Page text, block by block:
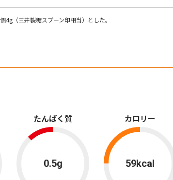
（三井製糖スプーン印相当）とした。
0.5g
たんぱく質
59kcal
カロリー